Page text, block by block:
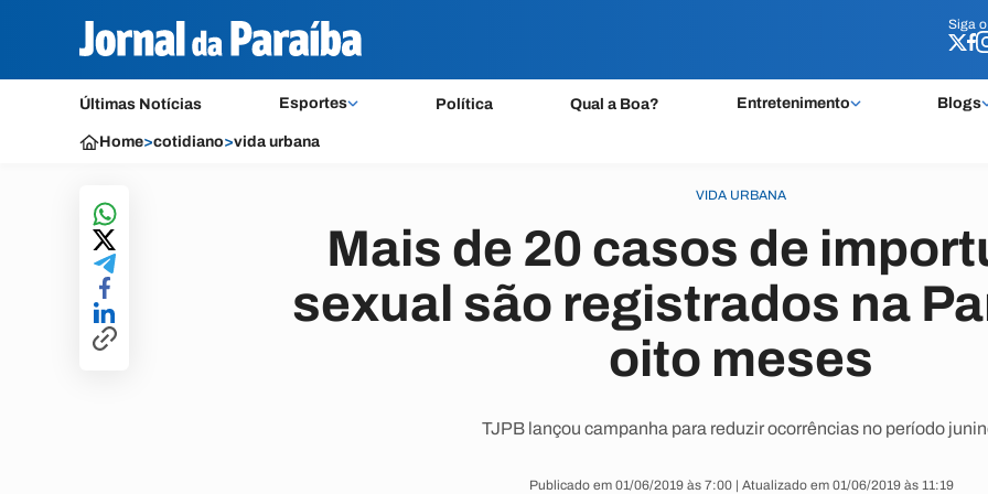
Siga o
Últimas Notícias Esportes Política Qual a Boa? Entretenimento Blogs
Siga o
Home>cotidiano>vida urbana
VIDA URBANA
Mais de 20 casos de
sexual são registrados na
oito meses
TJPB lançou campanha para reduzir ocorrências no período
Publicado em 01/06/2019 às 7:00 | Atualizado em 01/06/2019 às 11:19